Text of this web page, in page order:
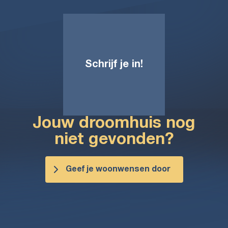
Schrijf je in!
Jouw droomhuis nog
niet gevonden?
Geef je woonwensen door